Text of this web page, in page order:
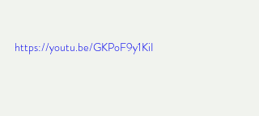
https://youtu.be/GKPoF9y1KiI